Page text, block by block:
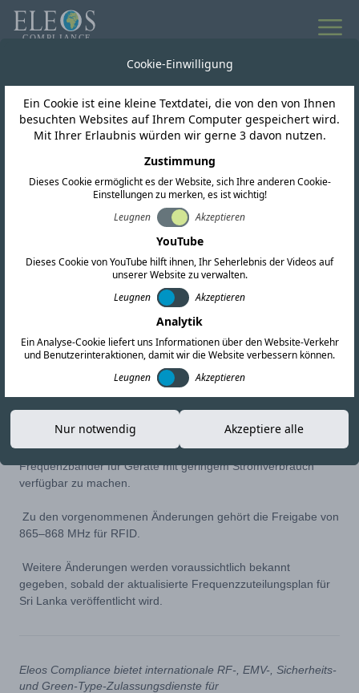
Sri Lanka
TRC offen 865–868 MHz
für RFID
02-SEP-20 Link kopieren
Die srilankische Regulierungsbehörde TRC hat mitgeteilt, dass
sie an der Aktualisierung ihres nationalen
Frequenzzuteilungsplans arbeitet und damit rechnet, neue
Frequenzbänder für Geräte mit geringem Stromverbrauch
verfügbar zu machen.
Zu den vorgenommenen Änderungen gehört die Freigabe von
865–868 MHz für RFID.
Weitere Änderungen werden voraussichtlich bekannt
gegeben, sobald der aktualisierte Frequenzzuteilungsplan für
Sri Lanka veröffentlicht wird.
Eleos Compliance bietet internationale RF-, EMV-, Sicherheits-
und Green-Type-Zulassungsdienste für
Cookie-Einwilligung
Ein Cookie ist eine kleine Textdatei, die von den von Ihnen
besuchten Websites auf Ihrem Computer gespeichert wird.
Mit Ihrer Erlaubnis würden wir gerne 3 davon nutzen.
Zustimmung
Dieses Cookie ermöglicht es der Website, sich Ihre anderen Cookie-
Einstellungen zu merken, es ist wichtig!
Leugnen
Akzeptieren
YouTube
Dieses Cookie von YouTube hilft ihnen, Ihr Seherlebnis der Videos auf
unserer Website zu verwalten.
Leugnen
Akzeptieren
Analytik
Ein Analyse-Cookie liefert uns Informationen über den Website-Verkehr
und Benutzerinteraktionen, damit wir die Website verbessern können.
Leugnen
Akzeptieren
Nur notwendig Akzeptiere alle